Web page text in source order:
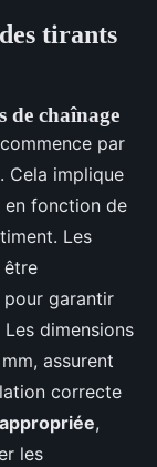
tirants
de chaînage
commence par
Cela implique
en fonction de
Les
être
pour garantir
dimensions
assurent
correcte
,
les